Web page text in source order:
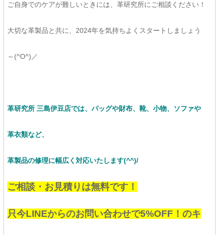
ご自身でのケアが難しいときには、革研究所にご相談ください！
大切な革製品と共に、2024年を気持ちよくスタートしましょう
～(^O^)／
革研究所 三島伊豆店では、バッグや財布、靴、小物、ソファや
革衣類など、
革製品の修理に幅広く対応いたします(^^)/
ご相談・お見積りは無料です！
只今LINEからのお問い合わせで5%OFF！のキ